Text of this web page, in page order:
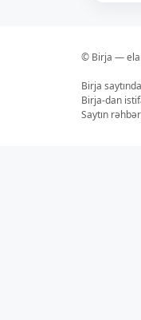
© Birja —
Birja
Birja-dan
Saytın